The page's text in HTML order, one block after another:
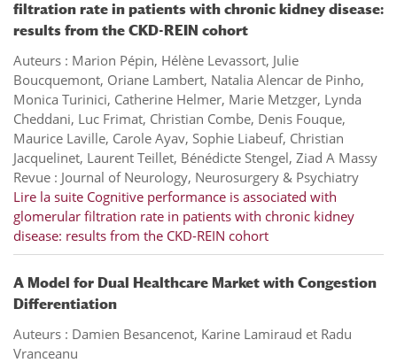
filtration rate in patients with chronic kidney disease:
results from the CKD-REIN cohort
Auteurs : Marion Pépin, Hélène Levassort, Julie
Boucquemont, Oriane Lambert, Natalia Alencar de Pinho,
Monica Turinici, Catherine Helmer, Marie Metzger, Lynda
Cheddani, Luc Frimat, Christian Combe, Denis Fouque,
Maurice Laville, Carole Ayav, Sophie Liabeuf, Christian
Jacquelinet, Laurent Teillet, Bénédicte Stengel, Ziad A Massy
Revue : Journal of Neurology, Neurosurgery & Psychiatry
Lire la suite Cognitive performance is associated with
glomerular filtration rate in patients with chronic kidney
disease: results from the CKD-REIN cohort
A Model for Dual Healthcare Market with Congestion
Differentiation
Auteurs : Damien Besancenot, Karine Lamiraud et Radu
Vranceanu